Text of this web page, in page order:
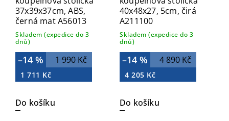
37x39x37cm, ABS,
černá mat A56013
Skladem (expedice do 3
dnů)
1 990 Kč
–14 %
1 711 Kč
Do košíku
40x48x27, 5cm, čirá
A211100
Skladem (expedice do 3
dnů)
4 890 Kč
–14 %
4 205 Kč
Do košíku